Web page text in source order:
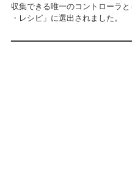
収集できる唯一のコントローラ
・レシピ」に選出されまし